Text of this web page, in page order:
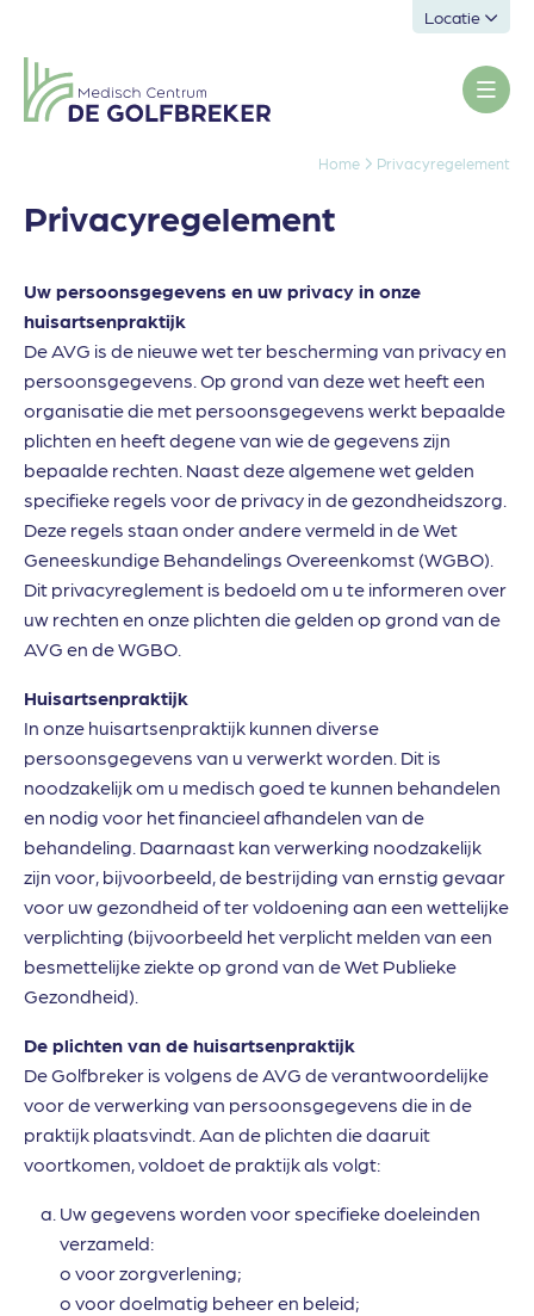
Locatie
Home Privacyregelement
Privacyregelement
Uw persoonsgegevens en uw privacy in onze
huisartsenpraktijk
De AVG is de nieuwe wet ter bescherming van privacy en
persoonsgegevens. Op grond van deze wet heeft een
organisatie die met persoonsgegevens werkt bepaalde
plichten en heeft degene van wie de gegevens zijn
bepaalde rechten. Naast deze algemene wet gelden
specifieke regels voor de privacy in de gezondheidszorg.
Deze regels staan onder andere vermeld in de Wet
Geneeskundige Behandelings Overeenkomst (WGBO).
Dit privacyreglement is bedoeld om u te informeren over
uw rechten en onze plichten die gelden op grond van de
AVG en de WGBO.
Huisartsenpraktijk
In onze huisartsenpraktijk kunnen diverse
persoonsgegevens van u verwerkt worden. Dit is
noodzakelijk om u medisch goed te kunnen behandelen
en nodig voor het financieel afhandelen van de
behandeling. Daarnaast kan verwerking noodzakelijk
zijn voor, bijvoorbeeld, de bestrijding van ernstig gevaar
voor uw gezondheid of ter voldoening aan een wettelijke
verplichting (bijvoorbeeld het verplicht melden van een
besmettelijke ziekte op grond van de Wet Publieke
Gezondheid).
De plichten van de huisartsenpraktijk
De Golfbreker is volgens de AVG de verantwoordelijke
voor de verwerking van persoonsgegevens die in de
praktijk plaatsvindt. Aan de plichten die daaruit
voortkomen, voldoet de praktijk als volgt:
Uw gegevens worden voor specifieke doeleinden
verzameld:
o voor zorgverlening;
o voor doelmatig beheer en beleid;